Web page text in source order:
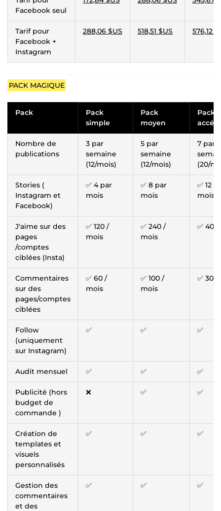
Facebook seul
Tarif pour
Facebook +
Instagram
288,06 $US 518,51 $US 576,12
PACK MAGIQUE
Pack
Pack
simple
Pack
moyen
Pack
Nombre de
publications
3 par
semaine
(12/mois)
5 par
semaine
(12/mois)
7 par
(20/
Stories (
Instagram et
Facebook)
✅ 4 par
mois
✅ 8 par
mois
✅ 12
mois
J'aime sur des
pages
/comptes
ciblées (Insta)
✅ 120 /
mois
✅ 240 /
mois
✅ 400
Commentaires
sur des
pages/comptes
ciblées
✅ 60 /
mois
✅ 100 /
mois
✅ 300
Follow
(uniquement
sur Instagram)
✅ ✅ ✅
Audit mensuel ✅ ✅ ✅
Publicité (hors
budget de
commande )
❌ ✅ ✅
Création de
templates et
visuels
personnalisés
✅ ✅ ✅
Gestion des
commentaires
et des
✅ ✅ ✅